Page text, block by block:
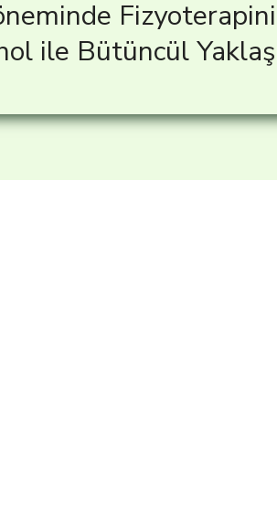
ile Bütüncül